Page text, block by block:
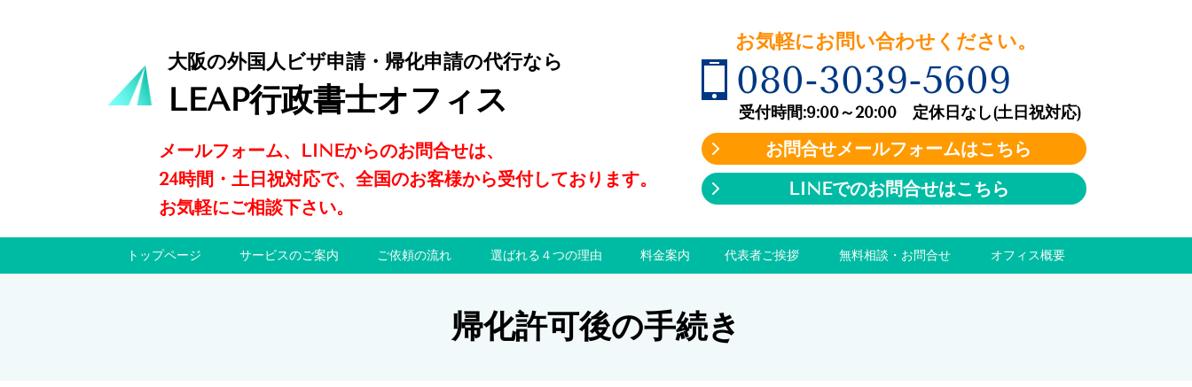
大阪の外国人ビザ申請・帰化申請の代行なら
LEAP行政書士オフィス
メールフォーム、LINEからのお問合せは、
24時間・土日祝対応で、全国のお客様から受付しております。
お気軽にご相談下さい。
お気軽にお問い合わせください。
080-3039-5609
受付時間:9:00～20:00 定休日なし(土日祝対応)
お問合せメールフォームはこちら
LINEでのお問合せはこちら
トップページ サービスのご案内 ご依頼の流れ 選ばれる４つの理由 料金案内 代表者ご挨拶 無料相談・お問合せ オフィス概要
帰化許可後の手続き